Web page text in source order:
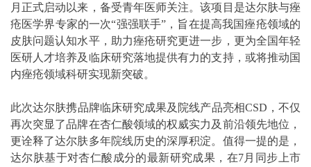
月正式启动以来，备受青年医师关注。该项目是达尔肤与痤
疮医学界专家的一次“强强联手”，旨在提高我国痤疮领域的
皮肤问题认知水平，助力痤疮研究更进一步，更为全国年轻
医研人才培养及临床研究落地提供有力的支持，或将推动国
内痤疮领域科研实现新突破。
此次达尔肤携品牌临床研究成果及院线产品亮相CSD，不仅
再次突显了品牌在杏仁酸领域的权威实力及前沿领先地位，
更诠释了达尔肤多年院线历史的深厚积淀。值得一提的是，
达尔肤基于对杏仁酸成分的最新研究成果，在7月同步上市